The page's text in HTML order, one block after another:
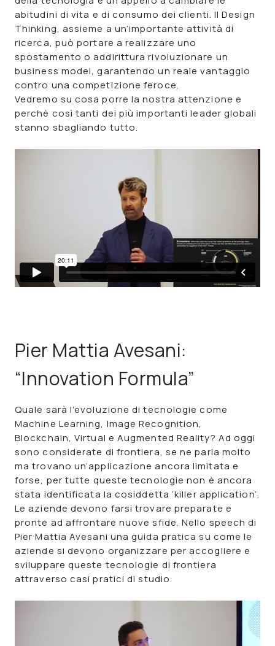
abitudini di vita e di consumo dei clienti. Il Design
Thinking, assieme a un’importante attività di
ricerca, può portare a realizzare uno
spostamento o addirittura rivoluzionare un
business model, garantendo un reale vantaggio
contro una competizione feroce.
Vedremo su cosa porre la nostra attenzione e
perchè così tanti dei più importanti leader globali
stanno sbagliando tutto.
Pier Mattia Avesani:
“Innovation Formula”
Quale sarà l’evoluzione di tecnologie come
Machine Learning, Image Recognition,
Blockchain, Virtual e Augmented Reality? Ad oggi
sono considerate di frontiera, se ne parla molto
ma trovano un’applicazione ancora limitata e
forse, per tutte queste tecnologie non è ancora
stata identificata la cosiddetta ‘killer application’.
Le aziende devono farsi trovare preparate e
pronte ad affrontare nuove sfide. Nello speech di
Pier Mattia Avesani una guida pratica su come le
aziende si devono organizzare per accogliere e
sviluppare queste tecnologie di frontiera
attraverso casi pratici di studio.